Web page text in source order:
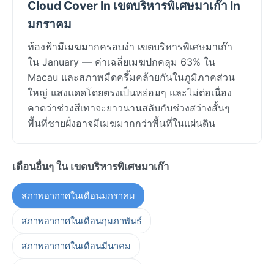
Cloud Cover In เขตบริหารพิเศษมาเก๊า In
มกราคม
ท้องฟ้ามีเมฆมากครอบงำ เขตบริหารพิเศษมาเก๊า
ใน January — ค่าเฉลี่ยเมฆปกคลุม 63% ใน
Macau และสภาพมืดครึ้มคล้ายกันในภูมิภาคส่วน
ใหญ่ แสงแดดโดยตรงเป็นหย่อมๆ และไม่ต่อเนื่อง
คาดว่าช่วงสีเทาจะยาวนานสลับกับช่วงสว่างสั้นๆ
พื้นที่ชายฝั่งอาจมีเมฆมากกว่าพื้นที่ในแผ่นดิน
เดือนอื่นๆ ใน เขตบริหารพิเศษมาเก๊า
สภาพอากาศในเดือนมกราคม
สภาพอากาศในเดือนกุมภาพันธ์
สภาพอากาศในเดือนมีนาคม